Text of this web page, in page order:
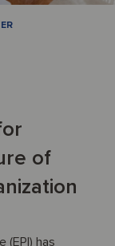
of
(EPI) has